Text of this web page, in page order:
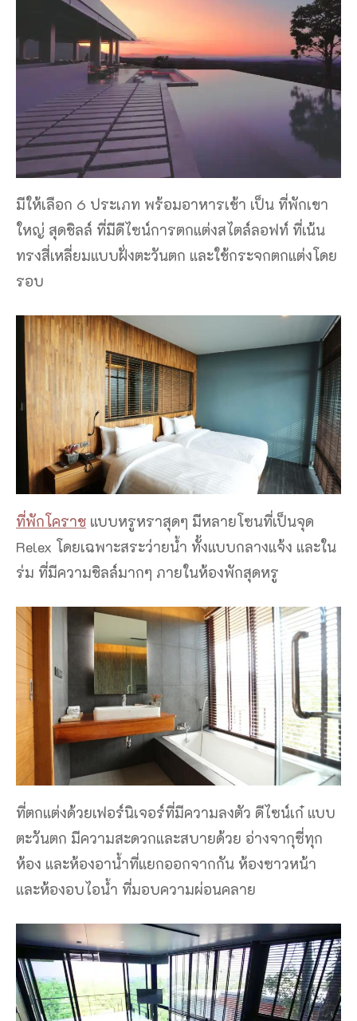
มีให้เลือก 6 ประเภท พร้อมอาหารเช้า เป็น ที่พักเขา
ใหญ่ สุดชิลล์ ที่มีดีไซน์การตกแต่งสไตล์ลอฟท์ ที่เน้น
ทรงสี่เหลี่ยมแบบฝั่งตะวันตก และใช้กระจกตกแต่งโดย
รอบ
ที่พักโคราช แบบหรูหราสุดๆ มีหลายโซนที่เป็นจุด
Relex โดยเฉพาะสระว่ายน้ำ ทั้งแบบกลางแจ้ง และใน
ร่ม ที่มีความชิลล์มากๆ ภายในห้องพักสุดหรู
ที่ตกแต่งด้วยเฟอร์นิเจอร์ที่มีความลงตัว ดีไซน์เก๋ แบบ
ตะวันตก มีความสะดวกและสบายด้วย อ่างจากุซี่ทุก
ห้อง และห้องอาน้ำที่แยกออกจากกัน ห้องซาวหน้า
และห้องอบไอน้ำ ที่มอบความผ่อนคลาย